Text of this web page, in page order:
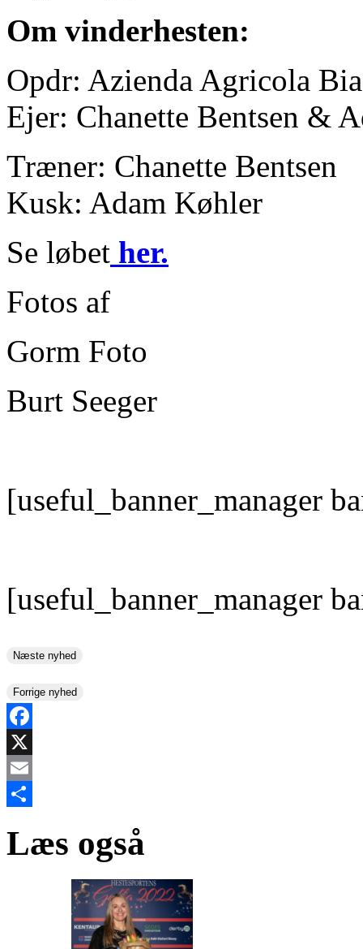
Om vinderhesten:
Opdr: Azienda Agricola
Ejer: Chanette Bentsen &
Træner: Chanette Bentsen
Kusk: Adam Køhler
Se løbet her.
Fotos af
Gorm Foto
Burt Seeger
[useful_banner_manager
[useful_banner_manager
Næste nyhed
Forrige nyhed
Facebook
X
Email
Læs også